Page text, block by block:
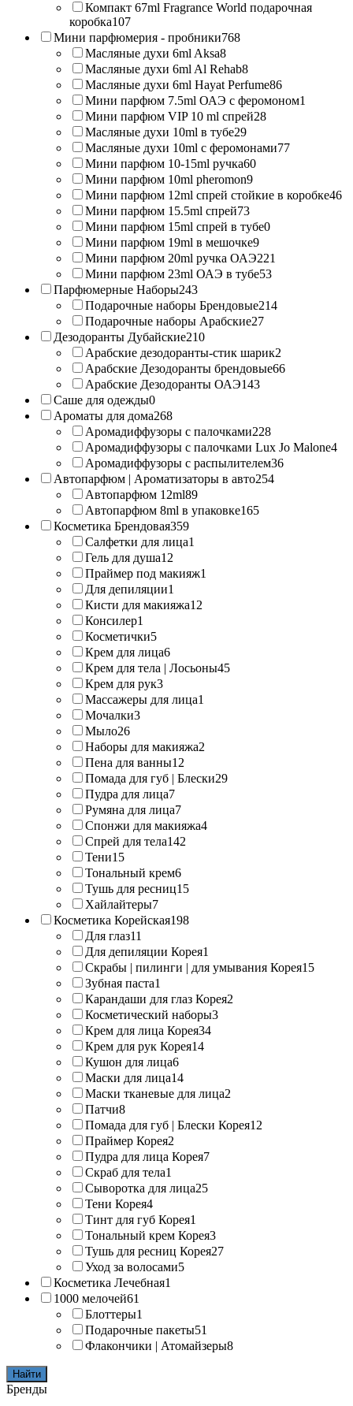
Компакт 67ml Fragrance World подарочная
коробка107
Мини парфюмерия - пробники768
Масляные духи 6ml Aksa8
Масляные духи 6ml Al Rehab8
Масляные духи 6ml Hayat Perfume86
Мини парфюм 7.5ml ОАЭ с феромоном1
Мини парфюм VIP 10 ml спрей28
Масляные духи 10ml в тубе29
Масляные духи 10ml с феромонами77
Мини парфюм 10-15ml ручка60
Мини парфюм 10ml pheromon9
Мини парфюм 12ml спрей стойкие в коробке46
Мини парфюм 15.5ml спрей73
Мини парфюм 15ml спрей в тубе0
Мини парфюм 19ml в мешочке9
Мини парфюм 20ml ручка ОАЭ221
Мини парфюм 23ml ОАЭ в тубе53
Парфюмерные Наборы243
Подарочные наборы Брендовые214
Подарочные наборы Арабские27
Дезодоранты Дубайские210
Арабские дезодоранты-стик шарик2
Арабские Дезодоранты брендовые66
Арабские Дезодоранты ОАЭ143
Саше для одежды0
Ароматы для дома268
Аромадиффузоры с палочками228
Аромадиффузоры с палочками Lux Jo Malone4
Аромадиффузоры с распылителем36
Автопарфюм | Ароматизаторы в авто254
Автопарфюм 12ml89
Автопарфюм 8ml в упаковке165
Косметика Брендовая359
Салфетки для лица1
Гель для душа12
Праймер под макияж1
Для депиляции1
Кисти для макияжа12
Консилер1
Косметички5
Крем для лица6
Крем для тела | Лосьоны45
Крем для рук3
Массажеры для лица1
Мочалки3
Мыло26
Наборы для макияжа2
Пена для ванны12
Помада для губ | Блески29
Пудра для лица7
Румяна для лица7
Спонжи для макияжа4
Спрей для тела142
Тени15
Тональный крем6
Тушь для ресниц15
Хайлайтеры7
Косметика Корейская198
Для глаз11
Для депиляции Корея1
Скрабы | пилинги | для умывания Корея15
Зубная паста1
Карандаши для глаз Корея2
Косметический наборы3
Крем для лица Корея34
Крем для рук Корея14
Кушон для лица6
Маски для лица14
Маски тканевые для лица2
Патчи8
Помада для губ | Блески Корея12
Праймер Корея2
Пудра для лица Корея7
Скраб для тела1
Сыворотка для лица25
Тени Корея4
Тинт для губ Корея1
Тональный крем Корея3
Тушь для ресниц Корея27
Уход за волосами5
Косметика Лечебная1
1000 мелочей61
Блоттеры1
Подарочные пакеты51
Флакончики | Атомайзеры8
Найти
Бренды